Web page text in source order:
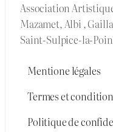
Association
Mazamet, Albi ,
Saint-Sulpice-la-
Mentione légales
Termes et
Politique de